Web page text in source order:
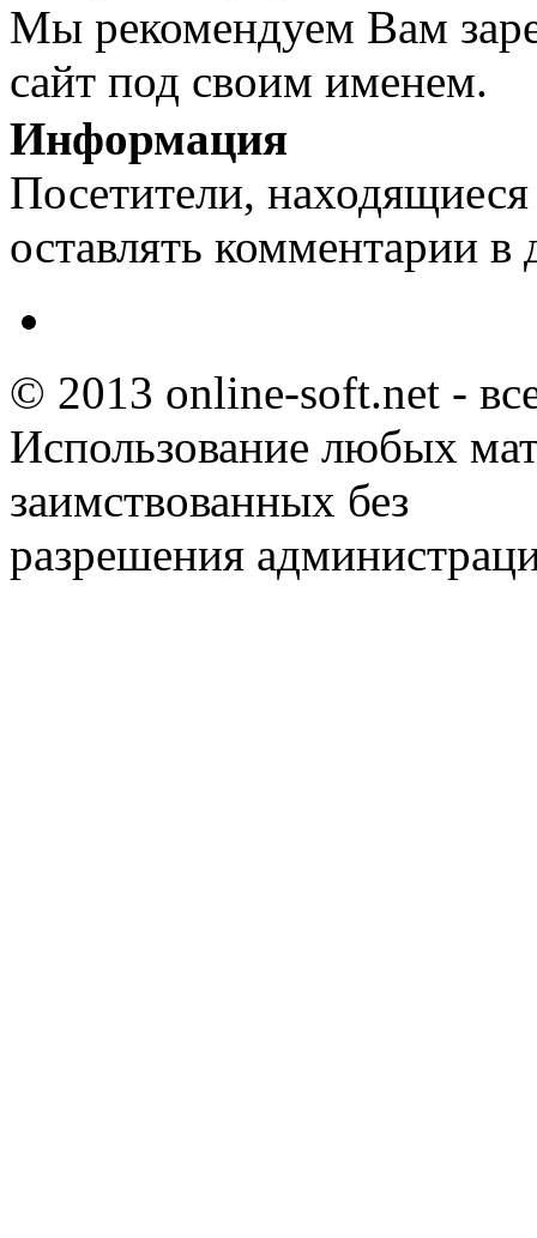
Мы рекомендуем Вам
сайт под своим именем.
Информация
Посетители,
оставлять комментарии в
© 2013 online-soft.net -
Использование любых
заимствованных без
разрешения